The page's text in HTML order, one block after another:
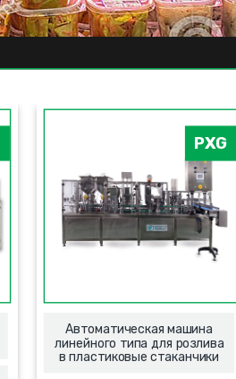
PXG
Автоматическая машина
линейного типа для розлива
в пластиковые стаканчики